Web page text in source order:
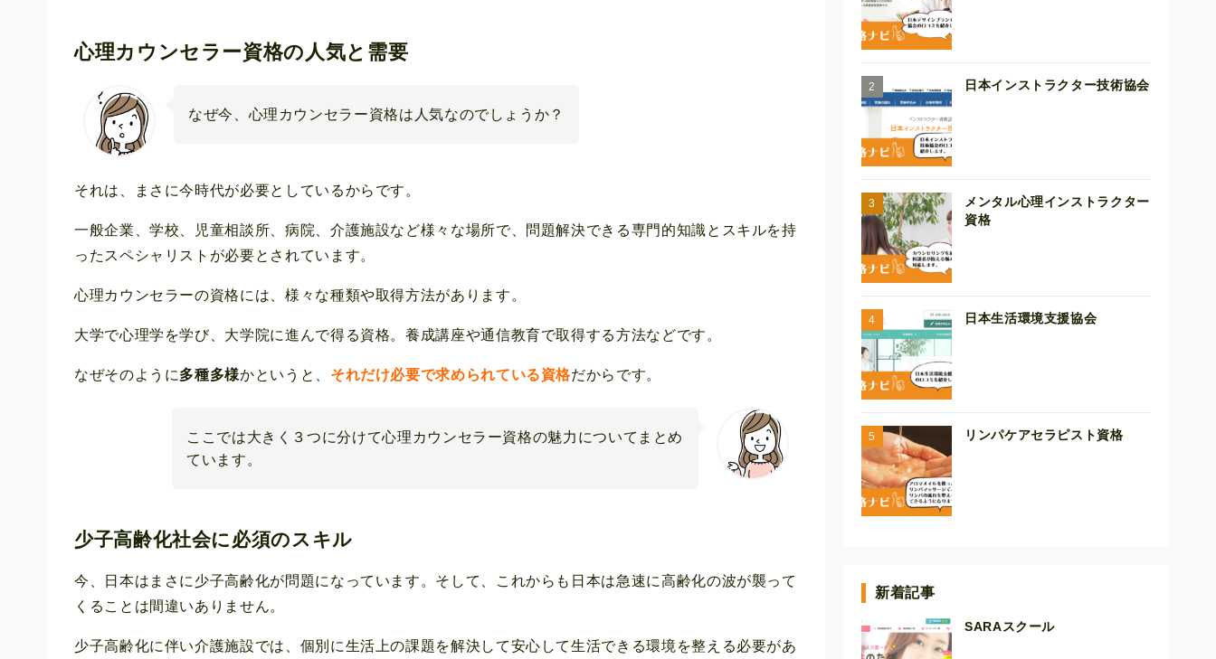
心理カウンセラー資格の人気と需要
なぜ今、心理カウンセラー資格は人気なのでしょうか？
それは、まさに今時代が必要としているからです。
一般企業、学校、児童相談所、病院、介護施設など様々な場所で、問題解決できる専門的知識とスキルを持
ったスペシャリストが必要とされています。
心理カウンセラーの資格には、様々な種類や取得方法があります。
大学で心理学を学び、大学院に進んで得る資格。養成講座や通信教育で取得する方法などです。
なぜそのように多種多様かというと、 それだけ必要で求められている資格だからです。
ここでは大きく３つに分けて心理カウンセラー資格の魅力についてまとめ
ています。
少子高齢化社会に必須のスキル
今、日本はまさに少子高齢化が問題になっています。そして、これからも日本は急速に高齢化の波が襲って
くることは間違いありません。
少子高齢化に伴い介護施設では、個別に生活上の課題を解決して安心して生活できる環境を整える必要があ
日本インストラクター技術協会
メンタル心理インストラクター
資格
日本生活環境支援協会
リンパケアセラピスト資格
新着記事
SARAスクール